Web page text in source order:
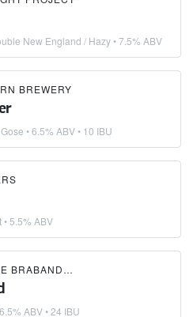
New England / Hazy• 7.5% ABV
BREWERY
• 6.5% ABV • 10 IBU
• 5.5% ABV
BROUWERIJ DE BRABANDERE
ABV • 24 IBU